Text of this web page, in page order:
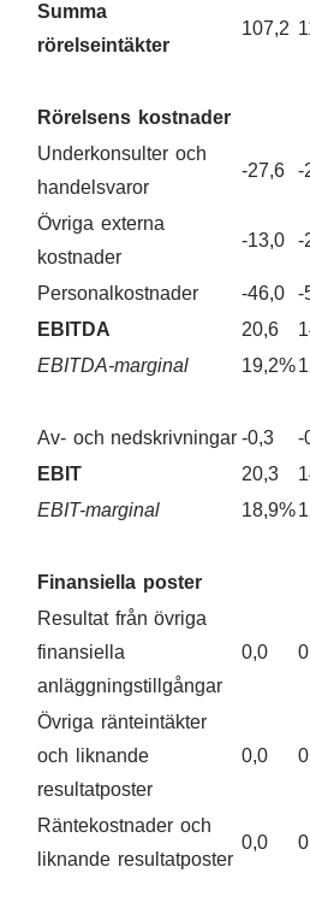
Summa
rörelseintäkter
107,2
Rörelsens kostnader
Underkonsulter och
handelsvaror
-27,6 -
Övriga externa
kostnader
-13,0 -
Personalkostnader -46,0 -
EBITDA
20,6
EBITDA-marginal
19,2%
Av- och nedskrivningar -0,3 -
EBIT
20,3
EBIT-marginal
18,9%
Finansiella poster
Resultat från övriga
finansiella
anläggningstillgångar
0,0
Övriga ränteintäkter
och liknande
resultatposter
0,0
Räntekostnader och
liknande resultatposter
0,0